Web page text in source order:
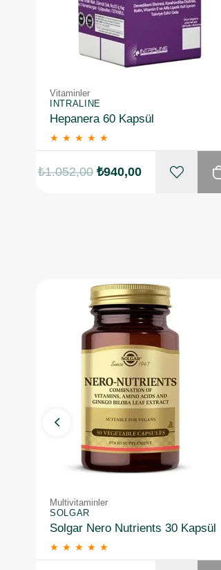
Vitaminler
INTRALINE
Hepanera 60 Kapsül
★ ★ ★ ★ ★
₺940,00
₺1.052,00
Multivitaminler
SOLGAR
Solgar Nero Nutrients 30 Kapsül
★ ★ ★ ★ ★